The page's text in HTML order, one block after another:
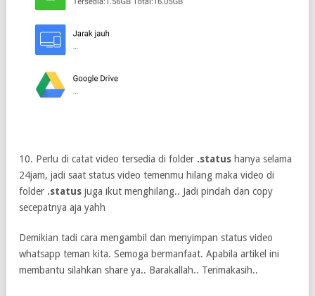
10. Perlu di catat video tersedia di folder .status hanya selama
24jam, jadi saat status video temenmu hilang maka video di
folder .status juga ikut menghilang.. Jadi pindah dan copy
secepatnya aja yahh
Demikian tadi cara mengambil dan menyimpan status video
whatsapp teman kita. Semoga bermanfaat. Apabila artikel ini
membantu silahkan share ya.. Barakallah.. Terimakasih..